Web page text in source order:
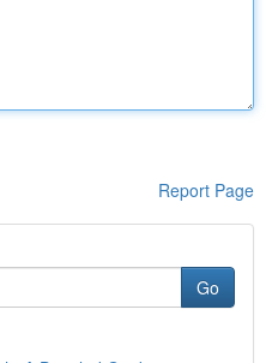
Report Page
Go